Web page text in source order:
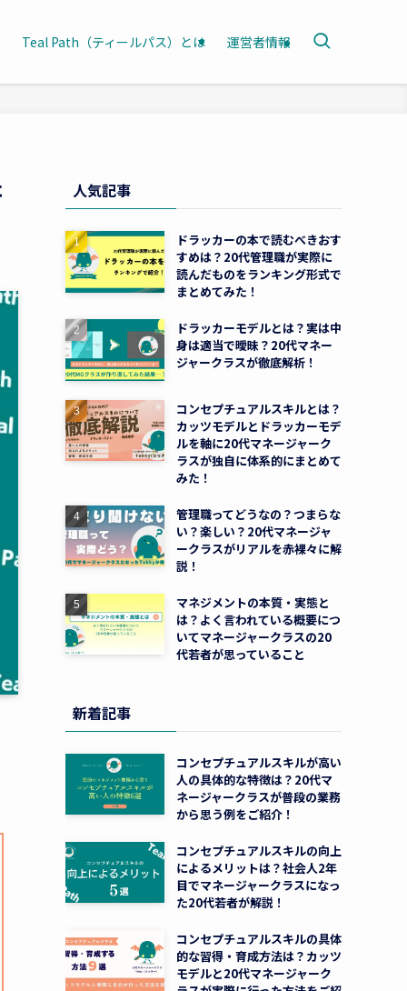
Teal Path（ティールパス）とは 運営者情報
人気記事
ドラッカーの本で読むべきおす
すめは？20代管理職が実際に
読んだものをランキング形式で
まとめてみた！
ドラッカーモデルとは？実は中
身は適当で曖昧？20代マネー
ジャークラスが徹底解析！
コンセプチュアルスキルとは？
カッツモデルとドラッカーモデ
ルを軸に20代マネージャーク
ラスが独自に体系的にまとめて
みた！
管理職ってどうなの？つまらな
い？楽しい？20代マネージャ
ークラスがリアルを赤裸々に解
説！
マネジメントの本質・実態と
は？よく言われている概要につ
いてマネージャークラスの20
代若者が思っていること
新着記事
コンセプチュアルスキルが高い
人の具体的な特徴は？20代マ
ネージャークラスが普段の業務
から思う例をご紹介！
コンセプチュアルスキルの向上
によるメリットは？社会人2年
目でマネージャークラスになっ
た20代若者が解説！
コンセプチュアルスキルの具体
的な習得・育成方法は？カッツ
モデルと20代マネージャーク